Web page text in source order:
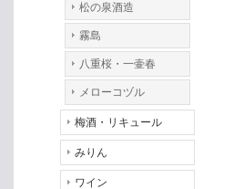
松の泉酒造
霧島
八重桜・一壷春
メローコヅル
梅酒・リキュール
みりん
ワイン